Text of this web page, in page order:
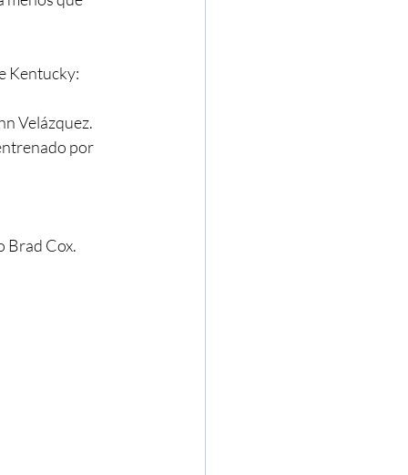
Kentucky:
Velázquez.
por
Brad Cox.